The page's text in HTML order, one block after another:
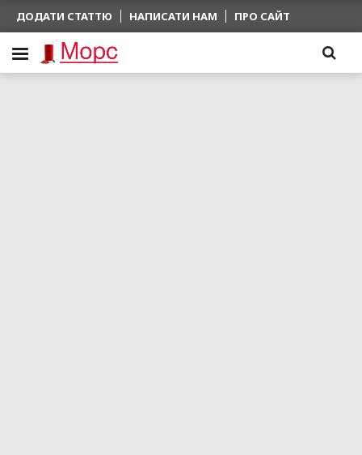
ДОДАТИ СТАТТЮ НАПИСАТИ НАМ ПРО САЙТ